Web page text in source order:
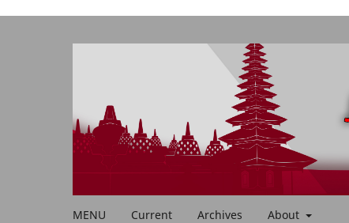
MENU Current Archives About